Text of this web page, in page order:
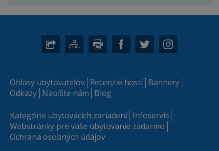
Ohlasy ubytovateľov Recenzie hostí Bannery
Odkazy Napíšte nám Blog
Kategórie ubytovacích zariadení Infoservis
Webstránky pre vaše ubytovanie zadarmo
Ochrana osobných údajov